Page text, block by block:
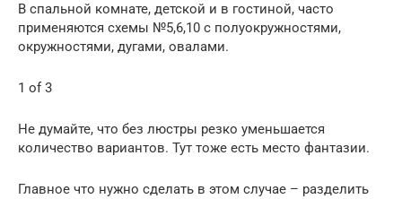
В спальной комнате, детской и в гостиной, часто
применяются схемы №5,6,10 с полуокружностями,
окружностями, дугами, овалами.
1 of 3
Не думайте, что без люстры резко уменьшается
количество вариантов. Тут тоже есть место фантазии.
Главное что нужно сделать в этом случае – разделить